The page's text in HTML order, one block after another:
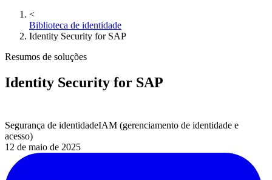
<
Biblioteca de identidade
Identity Security for SAP
Resumos de soluções
Identity Security for SAP
Segurança de identidadeIAM (gerenciamento de identidade e
acesso)
12 de maio de 2025